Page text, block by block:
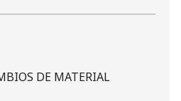
DE MATERIAL